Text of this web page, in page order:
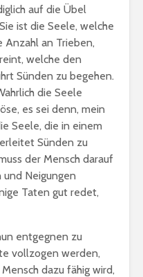
auf die Übel
ist die Seele, welche
Anzahl an Trieben,
welche den
Sünden zu begehen.
die Seele
es sei denn, mein
Seele, die in einem
Sünden zu
der Mensch darauf
Neigungen
Taten gut redet,
entgegnen zu
vollzogen werden,
dazu fähig wird,